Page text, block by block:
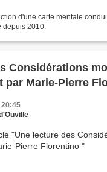
d'une carte mentale
2010.
Considérations
par Marie-Pierre
20:45